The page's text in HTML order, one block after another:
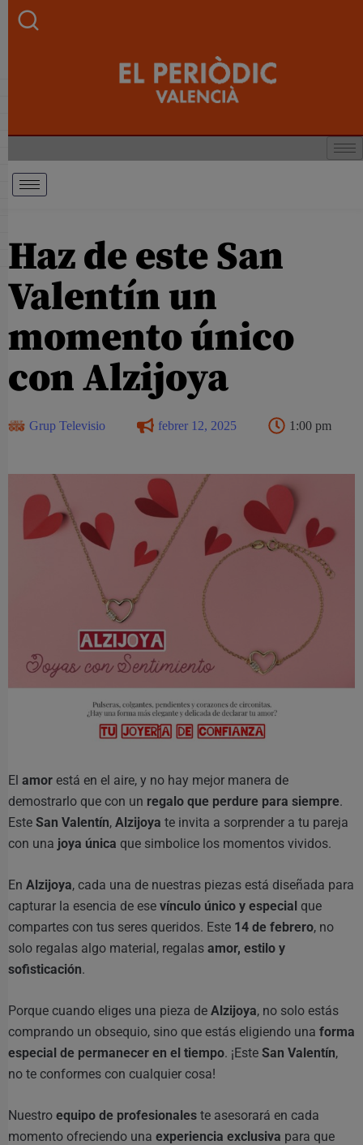
Haz de este San
Valentín un
momento único
con Alzijoya
Grup Televisio febrer 12, 2025 1:00 pm
El amor está en el aire, y no hay mejor manera de
demostrarlo que con un regalo que perdure para siempre.
Este San Valentín, Alzijoya te invita a sorprender a tu pareja
con una joya única que simbolice los momentos vividos.
En Alzijoya, cada una de nuestras piezas está diseñada para
capturar la esencia de ese vínculo único y especial que
compartes con tus seres queridos. Este 14 de febrero, no
solo regalas algo material, regalas amor, estilo y
sofisticación.
Porque cuando eliges una pieza de Alzijoya, no solo estás
comprando un obsequio, sino que estás eligiendo una forma
especial de permanecer en el tiempo. ¡Este San Valentín,
no te conformes con cualquier cosa!
Nuestro equipo de profesionales te asesorará en cada
momento ofreciendo una experiencia exclusiva para que